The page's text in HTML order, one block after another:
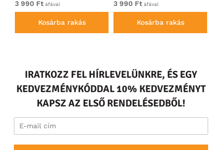
3 990 Ft áfával
Kosárba rakás
3 990 Ft áfával
Kosárba rakás
IRATKOZZ FEL HÍRLEVELÜNKRE, ÉS EGY
KEDVEZMÉNYKÓDDAL 10% KEDVEZMÉNYT
KAPSZ AZ ELSŐ RENDELÉSEDBŐL!